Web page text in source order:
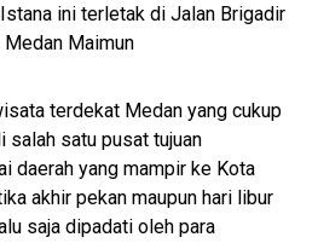
ini terletak di Jalan Brigadir
Medan Maimun
terdekat Medan yang cukup
salah satu pusat tujuan
daerah yang mampir ke Kota
akhir pekan maupun hari libur
saja dipadati oleh para